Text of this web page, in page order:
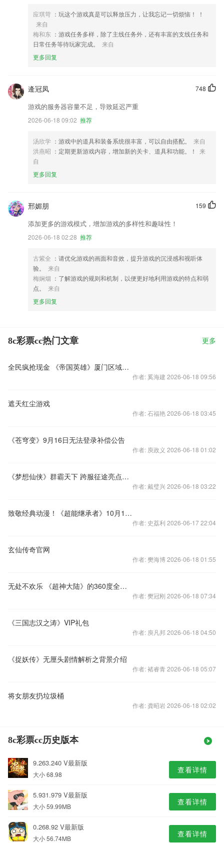
应琪苛 ：玩这个游戏真是可以释放压力，让我忘记一切烦恼！ ！
来自
梅和东 ：游戏任务多样，除了主线任务外，还有丰富的支线任务和
日常任务等待玩家完成。
来自
更多回复
748
逄冠凤
游戏的服务器容量不足，导致延迟严重
2026-06-18 09:02 推荐
汤欣学 ：游戏中的道具和装备系统很丰富，可以自由搭配。
来自
洪燕昭 ：定期更新游戏内容，增加新的关卡、道具和功能。！
来
自
更多回复
159
邢媚朋
添加更多的游戏模式，增加游戏的多样性和趣味性！
2026-06-18 02:28 推荐
古紫全 ：请优化游戏的画面和音效，提升游戏的沉浸感和视听体
验。
来自
梅娴烟 ：了解游戏的规则和机制，以便更好地利用游戏的特点和弱
点。
来自
更多回复
8c彩票cc热门文章 更多
全民疯抢现金 《帝国英雄》厦门区域服火爆上线
作者: 奚海建 2026-06-18 09:56
遮天红尘游戏
作者: 石福艳 2026-06-18 03:45
《苍穹变》9月16日无法登录补偿公告
作者: 庾政义 2026-06-18 01:02
《梦想仙侠》群霸天下 跨服征途亮点独家披露
作者: 戴璧兴 2026-06-18 03:22
致敬经典动漫！《超能继承者》10月13日开测
作者: 史荔利 2026-06-17 22:04
玄仙传奇官网
作者: 樊海博 2026-06-18 01:55
无处不欢乐 《超神大陆》的360度全方位视角
作者: 樊冠刚 2026-06-18 07:34
《三国志汉之涛》VIP礼包
作者: 庾凡邦 2026-06-18 04:50
《捉妖传》无厘头剧情解析之背景介绍
作者: 褚睿青 2026-06-18 05:07
将女朋友扔垃圾桶
作者: 龚昭岩 2026-06-18 02:02
8c彩票cc历史版本
9.263.240 V最新版
大小 68.98 查看详情
5.931.979 V最新版
大小 59.99MB 查看详情
0.268.92 V最新版
大小 56.74MB 查看详情